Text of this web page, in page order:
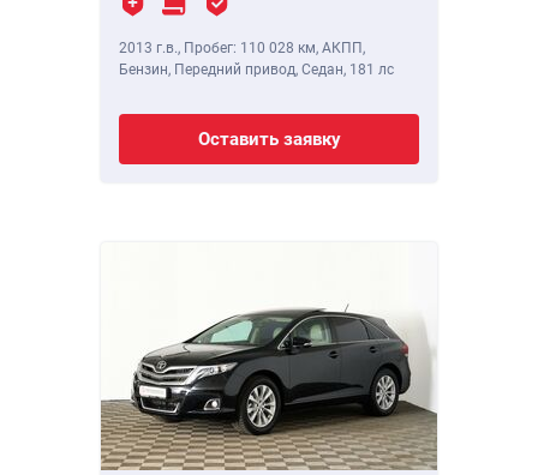
2013 г.в., Пробег: 110 028 км, АКПП,
Бензин, Передний привод, Седан, 181 лс
Оставить заявку